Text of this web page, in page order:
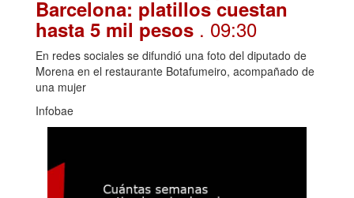
Barcelona: platillos cuestan
hasta 5 mil pesos . 09:30
En redes sociales se difundió una foto del diputado de
Morena en el restaurante Botafumeiro, acompañado de
una mujer
Infobae